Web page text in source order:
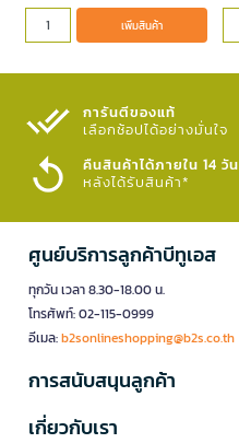
เพิ่มสินค้า
การันตีของแท้
เลือกช้อปได้อย่างมั่นใจ​
คืนสินค้าได้ภายใน 14 วัน
หลังได้รับสินค้า*
ศูนย์บริการลูกค้าบีทูเอส
ทุกวัน เวลา 8.30-18.00 น.
โทรศัพท์: 02-115-0999
อีเมล:b2sonlineshopping@b2s.co.th
การสนับสนุนลูกค้า
เกี่ยวกับเรา